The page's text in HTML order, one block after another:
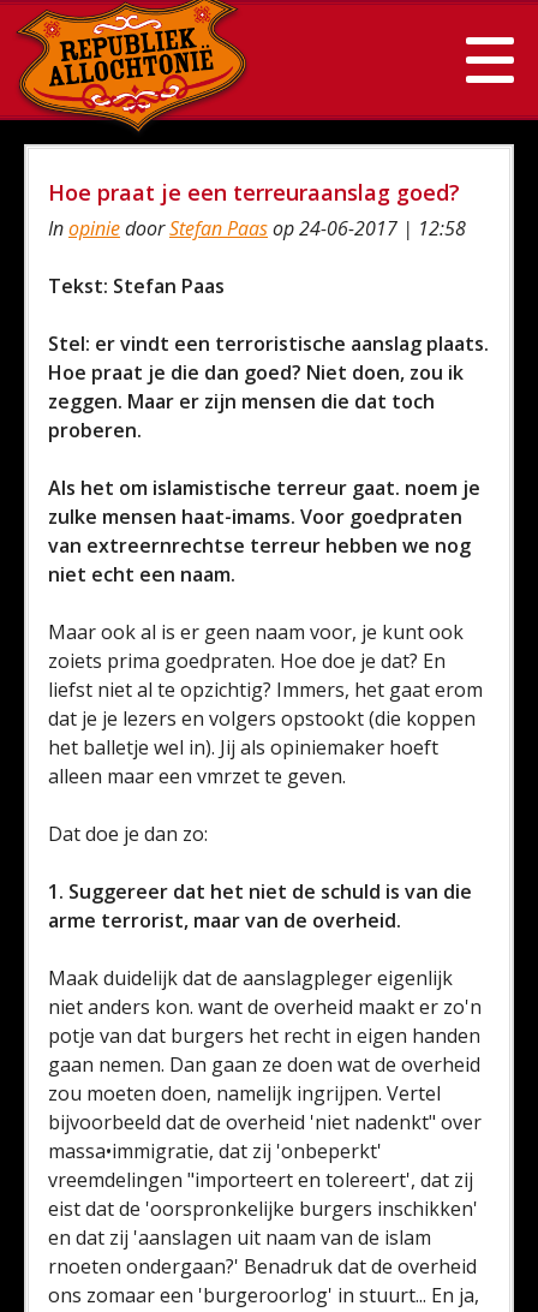
Hoe praat je een terreuraanslag goed?
InopiniedoorStefan Paasop 24-06-2017 | 12:58
Tekst: Stefan Paas
Stel: er vindt een terroristische aanslag plaats.
Hoe praat je die dan goed? Niet doen, zou ik
zeggen. Maar er zijn mensen die dat toch
proberen.
Als het om islamistische terreur gaat. noem je
zulke mensen haat-imams. Voor goedpraten
van extreernrechtse terreur hebben we nog
niet echt een naam.
Maar ook al is er geen naam voor, je kunt ook
zoiets prima goedpraten. Hoe doe je dat? En
liefst niet al te opzichtig? Immers, het gaat erom
dat je je lezers en volgers opstookt (die koppen
het balletje wel in). Jij als opiniemaker hoeft
alleen maar een vmrzet te geven.
Dat doe je dan zo:
1. Suggereer dat het niet de schuld is van die
arme terrorist, maar van de overheid.
Maak duidelijk dat de aanslagpleger eigenlijk
niet anders kon. want de overheid maakt er zo'n
potje van dat burgers het recht in eigen handen
gaan nemen. Dan gaan ze doen wat de overheid
zou moeten doen, namelijk ingrijpen. Vertel
bijvoorbeeld dat de overheid 'niet nadenkt" over
massa•immigratie, dat zij 'onbeperkt'
vreemdelingen "importeert en tolereert', dat zij
eist dat de 'oorspronkelijke burgers inschikken'
en dat zij 'aanslagen uit naam van de islam
rnoeten ondergaan?' Benadruk dat de overheid
ons zomaar een 'burgeroorlog' in stuurt... En ja,